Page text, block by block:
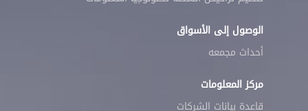
الوصول إلى الأسواق
أحداث مجمعه
مركز المعلومات
قاعدة بيانات الشركات